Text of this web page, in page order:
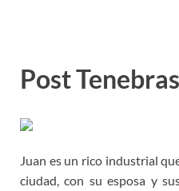
Post
Juan es un rico industrial
ciudad, con su esposa y